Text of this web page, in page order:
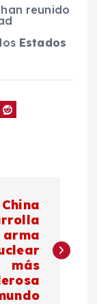
reunido
Estados
China
arma
más